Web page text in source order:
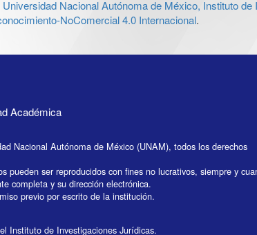
Universidad Nacional Autónoma de México, Instituto
NoComercial 4.0 Internacional.
Académica
Nacional Autónoma de México (UNAM), todos los derechos
pueden ser reproducidos con fines no lucrativos, siempre y
completa y su dirección electrónica.
previo por escrito de la institución.
Instituto de Investigaciones Jurídicas.